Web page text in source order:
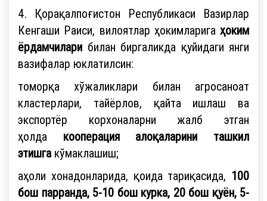
4. Қорақалпоғистон Республикаси Вазирлар
Кенгаши Раиси, вилоятлар ҳокимларига ҳоким
ёрдамчилари билан биргаликда қуйидаги янги
вазифалар юклатилсин:
томорқа хўжаликлари билан агросаноат
кластерлари, тайёрлов, қайта ишлаш ва
экспортёр корхоналарни жалб этган
ҳолда кооперация алоқаларини ташкил
этишга кўмаклашиш;
аҳоли хонадонларида, қоида тариқасида, 100
бош парранда, 5-10 бош курка, 20 бош қуён, 5-